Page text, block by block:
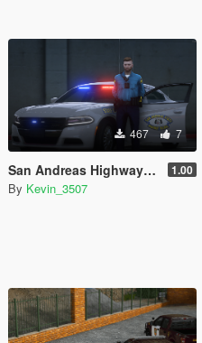
467 7
San Andreas Highway Patrol 1.00
By Kevin_3507